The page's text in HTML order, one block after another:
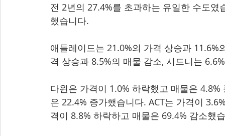
전 2년의 27.4%를 초과하는 유일한 수도
했습니다.
애들레이드는 21.0%의 가격 상승과
격 상승과 8.5%의 매물 감소, 시드니는
다윈은 가격이 1.0% 하락했고 매물은
은 22.4% 증가했습니다. ACT는 가격이
격이 8.8% 하락하고 매물은 69.4% 감소했